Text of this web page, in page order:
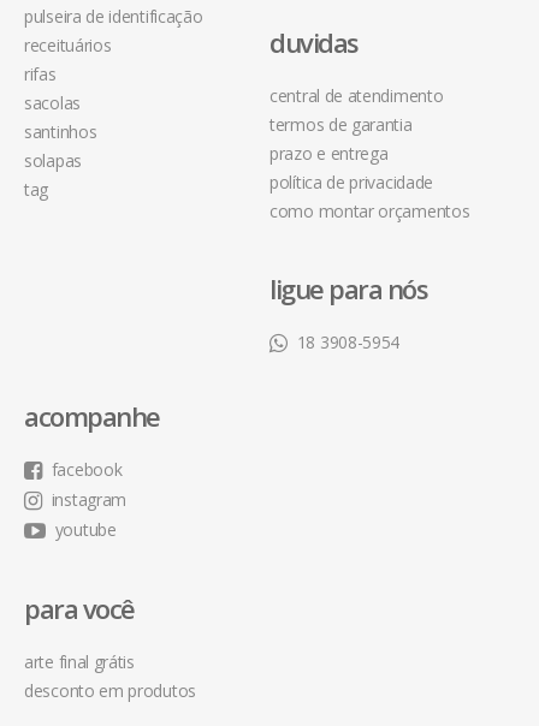
pulseira de identificação
receituários
rifas
sacolas
santinhos
solapas
tag
duvidas
central de atendimento
termos de garantia
prazo e entrega
política de privacidade
como montar orçamentos
ligue para nós
18 3908-5954
acompanhe
facebook
instagram
youtube
para você
arte final grátis
desconto em produtos